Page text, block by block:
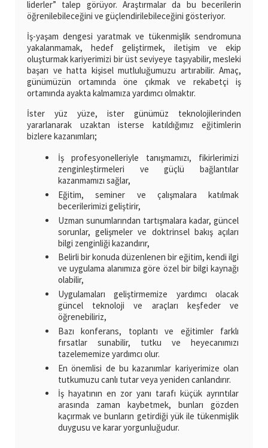
liderler” talep görüyor. Araştırmalar da bu becerilerin
öğrenilebileceğini ve güçlendirilebileceğini gösteriyor.
İş-yaşam dengesi yaratmak ve tükenmişlik sendromuna
yakalanmamak, hedef geliştirmek, iletişim ve ekip
oluşturmak kariyerimizi bir üst seviyeye taşıyabilir, mesleki
başarı ve hatta kişisel mutluluğumuzu artırabilir. Amaç,
günümüzün ortamında öne çıkmak ve rekabetçi iş
ortamında ayakta kalmamıza yardımcı olmaktır.
İster yüz yüze, ister günümüz teknolojilerinden
yararlanarak uzaktan isterse katıldığımız eğitimlerin
bizlere kazanımları;
İş profesyonelleriyle tanışmamızı, fikirlerimizi
zenginleştirmeleri ve güçlü bağlantılar
kazanmamızı sağlar,
Eğitim, seminer ve çalışmalara katılmak
becerilerimizi geliştirir,
Uzman sunumlarından tartışmalara kadar, güncel
sorunlar, gelişmeler ve doktrinsel bakış açıları
bilgi zenginliği kazandırır,
Belirli bir konuda düzenlenen bir eğitim, kendi ilgi
ve uygulama alanımıza göre özel bir bilgi kaynağı
olabilir,
Uygulamaları geliştirmemize yardımcı olacak
güncel teknoloji ve araçları keşfeder ve
öğrenebiliriz,
Bazı konferans, toplantı ve eğitimler farklı
fırsatlar sunabilir, tutku ve heyecanımızı
tazelememize yardımcı olur.
En önemlisi de bu kazanımlar kariyerimize olan
tutkumuzu canlı tutar veya yeniden canlandırır.
İş hayatının en zor yanı tarafı küçük ayrıntılar
arasında zaman kaybetmek, bunları gözden
kaçırmak ve bunların getirdiği yük ile tükenmişlik
duygusu ve karar yorgunluğudur.